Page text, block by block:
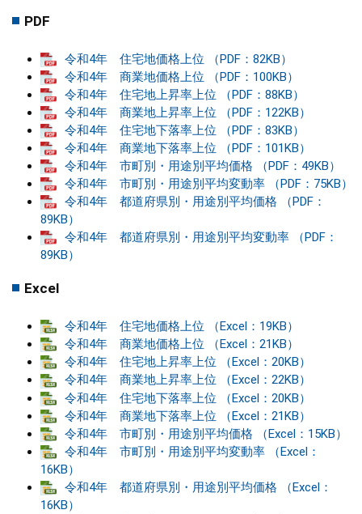
PDF
令和4年 住宅地価格上位 （PDF：82KB）
令和4年 商業地価格上位 （PDF：100KB）
令和4年 住宅地上昇率上位 （PDF：88KB）
令和4年 商業地上昇率上位 （PDF：122KB）
令和4年 住宅地下落率上位 （PDF：83KB）
令和4年 商業地下落率上位 （PDF：101KB）
令和4年 市町別・用途別平均価格 （PDF：49KB）
令和4年 市町別・用途別平均変動率 （PDF：75KB）
令和4年 都道府県別・用途別平均価格 （PDF：
89KB）
令和4年 都道府県別・用途別平均変動率 （PDF：
89KB）
Excel
令和4年 住宅地価格上位 （Excel：19KB）
令和4年 商業地価格上位 （Excel：21KB）
令和4年 住宅地上昇率上位 （Excel：20KB）
令和4年 商業地上昇率上位 （Excel：22KB）
令和4年 住宅地下落率上位 （Excel：20KB）
令和4年 商業地下落率上位 （Excel：21KB）
令和4年 市町別・用途別平均価格 （Excel：15KB）
令和4年 市町別・用途別平均変動率 （Excel：
16KB）
令和4年 都道府県別・用途別平均価格 （Excel：
16KB）